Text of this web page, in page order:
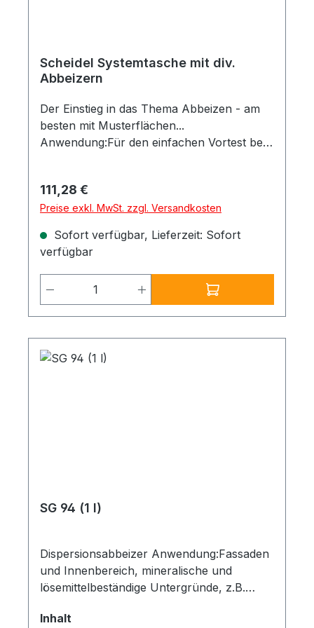
Scheidel Systemtasche mit div.
Abbeizern
Der Einstieg in das Thema Abbeizen - am
besten mit Musterflächen...
Anwendung:Für den einfachen Vortest bei
Beschichtungsaufbauten.
Einsatzbereich:Zur Ermittlung des optimalen
Produkte in einer attraktiven Tasche:
Enthält folgende (Muster)Gebinde: - Asur
Allround Abbeizer - Blitz Schnellentlacker -
Neue Formel - SG 94 Dispersionsabbeizer -
Neutra-S Neutralisator Zudem eine
Regulärer Preis:
111,28 €
Preise exkl. MwSt. zzgl. Versandkosten
Sofort verfügbar, Lieferzeit: Sofort
verfügbar
Produkt Anzahl: Gib den
SG 94 (1 l)
Dispersionsabbeizer Anwendung:Fassaden
und Innenbereich, mineralische und
lösemittelbeständige Untergründe, z.B.
Dispersionsfarben, Latexfarben, Acrylate,
Inhalt